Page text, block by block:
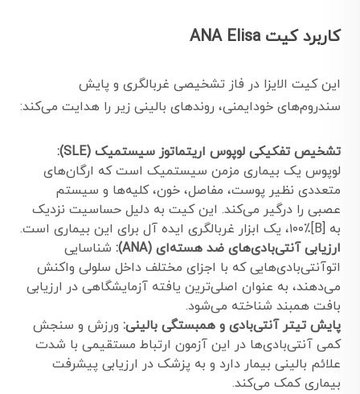
کاربرد کیت ANA Elisa
این کیت الایزا در فاز تشخیصی غربالگری و پایش
سندروم‌های خودایمنی، روندهای بالینی زیر را هدایت می‌کند:
تشخیص تفکیکی لوپوس اریتماتوز سیستمیک (SLE):
لوپوس یک بیماری مزمن سیستمیک است که ارگان‌های
متعددی نظیر پوست، مفاصل، خون، کلیه‌ها و سیستم
عصبی را درگیر می‌کند. این کیت به دلیل حساسیت نزدیک
به [B]۱۰۰٪، یک ابزار غربالگری ایده آل برای این بیماری است.
ارزیابی آنتی‌بادی‌های ضد هسته‌ای (ANA):
شناسایی
اتوآنتی‌بادی‌هایی که با اجزای مختلف داخل سلولی واکنش
می‌دهند، به عنوان اصلی‌ترین یافته آزمایشگاهی در ارزیابی
بافت همبند شناخته می‌شود.
پایش تیتر آنتی‌بادی و همبستگی بالینی: ورزش و سنجش
کمی آنتی‌بادی‌ها در این آزمون ارتباط مستقیمی با شدت
علائم بالینی بیمار دارد و به پزشک در ارزیابی پیشرفت
بیماری کمک می‌کند.